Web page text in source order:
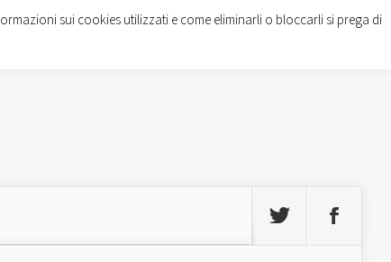
sui cookies utilizzati e come eliminarli o bloccarli si prega di